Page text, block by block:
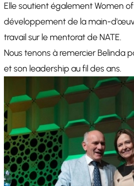
Elle soutient également Women
développement de la main-
travail sur le mentorat de NATE.
Nous tenons à remercier Belinda
et son leadership au fil des ans.